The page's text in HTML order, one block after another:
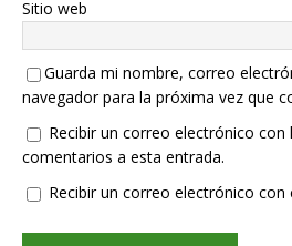
Sitio web
Guarda mi nombre, correo
navegador para la próxima vez que
Recibir un correo electrónico con
comentarios a esta entrada.
Recibir un correo electrónico con